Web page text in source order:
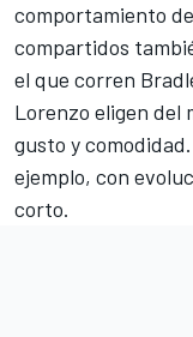
comportamiento
compartidos
el que corren
Lorenzo eligen del
gusto y
ejemplo, con
corto.